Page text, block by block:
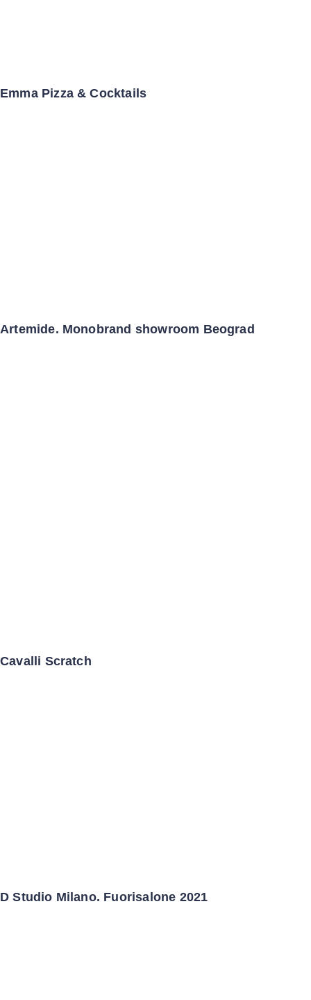
Emma Pizza & Cocktails
Artemide. Monobrand showroom Beograd
Cavalli Scratch
D Studio Milano. Fuorisalone 2021